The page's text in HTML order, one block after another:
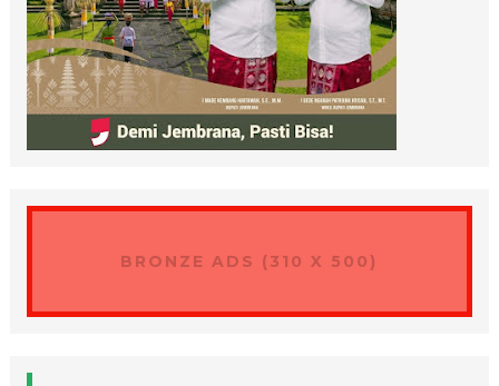
BRONZE ADS (310 X 500)